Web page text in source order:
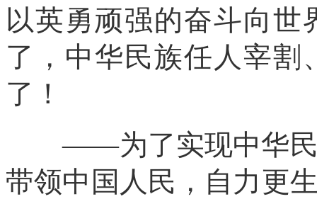
以英勇顽强的奋斗向世
了，中华民族任人宰割
了！
——为了实现中华民
带领中国人民，自力更